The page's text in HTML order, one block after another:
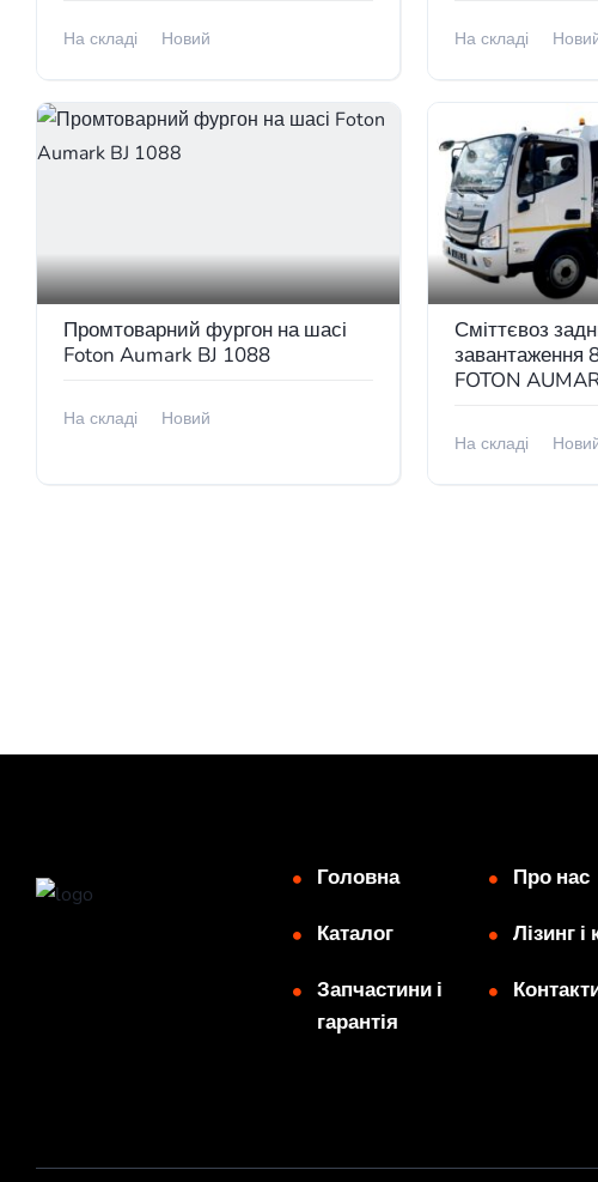
На складі
Новий
На складі
Промтоварний фургон на шасі
Foton Aumark BJ 1088
На складі
Новий
Сміттєвоз
завантаження
FOTON
На складі
Головна Про нас
Каталог Лізинг і
Запчастини і
гарантія